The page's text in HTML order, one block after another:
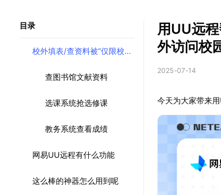
目录
校外填表/查资料被“仅限校园
网”卡住了
查图书馆文献资料
选课系统抢选修课
教务系统查看成绩
网易UU远程有什么功能
这么棒的神器怎么用到呢
用UU远
外访问校
2025-07-14
今天为大家带来